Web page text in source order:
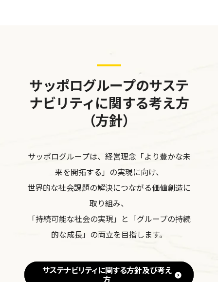
サッポログループのサステ
ナビリティに関する考え方
（方針）
サッポログループは、経営理念「より豊かな未
来を開拓する」の実現に向け、
世界的な社会課題の解決につながる価値創造に
取り組み、
「持続可能な社会の実現」と「グループの持続
的な成長」の両立を目指します。
サステナビリティに関する方針及び考え
方